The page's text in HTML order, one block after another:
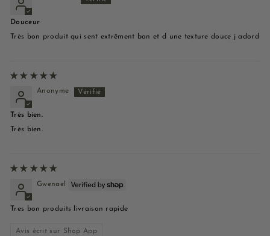
Douceur
Très bon produit qui sent extrêment bon et d une texture douce j adord
Anonyme
Très bien.
Très bien.
Gwenael
Tres bon produits livraison rapide
Avis écrit sur Shop App